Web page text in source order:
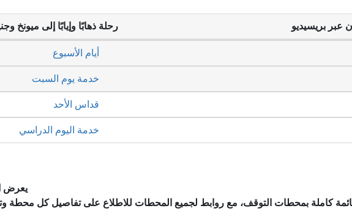
بريسيديو رحلة ذهابًا وإيابًا إلى ميونخ
خدمة يوم السبت
قداس الأحد
أيام الأسبوع
خدمة اليوم الدراسي
يعرض
كاملة بمحطات التوقف، مع روابط لجميع المحطات للاطلاع على تفاصيل كل محطة